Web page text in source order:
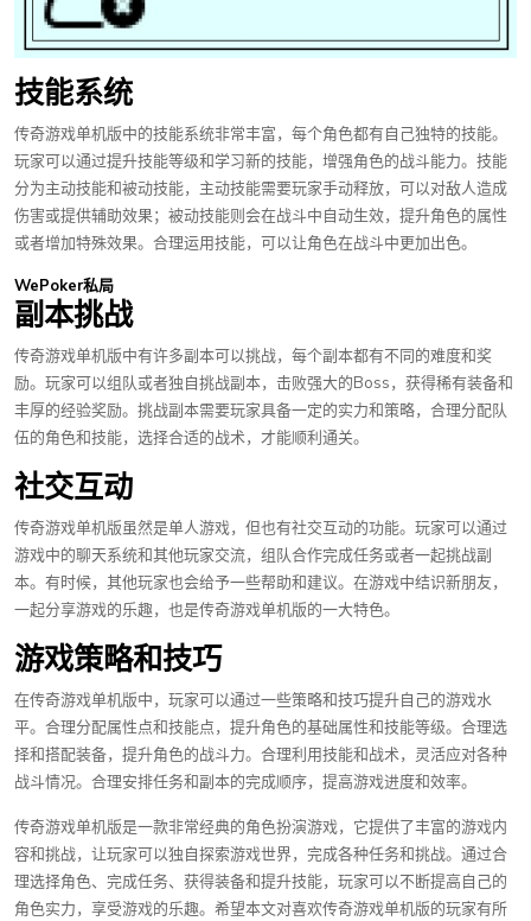
技能系统
传奇游戏单机版中的技能系统非常丰富，每个角色都有自己独特的技能。
玩家可以通过提升技能等级和学习新的技能，增强角色的战斗能力。技能
分为主动技能和被动技能，主动技能需要玩家手动释放，可以对敌人造成
伤害或提供辅助效果；被动技能则会在战斗中自动生效，提升角色的属性
或者增加特殊效果。合理运用技能，可以让角色在战斗中更加出色。
WePoker私局
副本挑战
传奇游戏单机版中有许多副本可以挑战，每个副本都有不同的难度和奖
励。玩家可以组队或者独自挑战副本，击败强大的Boss，获得稀有装备和
丰厚的经验奖励。挑战副本需要玩家具备一定的实力和策略，合理分配队
伍的角色和技能，选择合适的战术，才能顺利通关。
社交互动
传奇游戏单机版虽然是单人游戏，但也有社交互动的功能。玩家可以通过
游戏中的聊天系统和其他玩家交流，组队合作完成任务或者一起挑战副
本。有时候，其他玩家也会给予一些帮助和建议。在游戏中结识新朋友，
一起分享游戏的乐趣，也是传奇游戏单机版的一大特色。
游戏策略和技巧
在传奇游戏单机版中，玩家可以通过一些策略和技巧提升自己的游戏水
平。合理分配属性点和技能点，提升角色的基础属性和技能等级。合理选
择和搭配装备，提升角色的战斗力。合理利用技能和战术，灵活应对各种
战斗情况。合理安排任务和副本的完成顺序，提高游戏进度和效率。
传奇游戏单机版是一款非常经典的角色扮演游戏，它提供了丰富的游戏内
容和挑战，让玩家可以独自探索游戏世界，完成各种任务和挑战。通过合
理选择角色、完成任务、获得装备和提升技能，玩家可以不断提高自己的
角色实力，享受游戏的乐趣。希望本文对喜欢传奇游戏单机版的玩家有所